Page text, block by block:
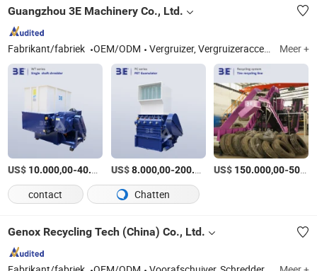
Guangzhou 3E Machinery Co., Ltd.
Fabrikant/fabriek OEM/ODM Vergruizer, Vergruizeraccessoires Meer +
US$ 10.000,00-40.000,00 /Set
US$8.000,00-200.000,00 /Stuk
US$ 150.000,00-500.000,00
contact Chatten
Genox Recycling Tech (China) Co., Ltd.